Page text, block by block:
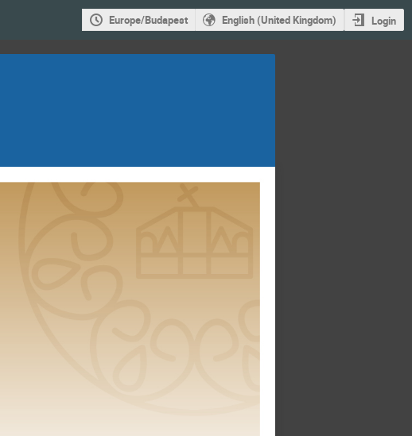
Europe/Budapest English (United Kingdom) Login